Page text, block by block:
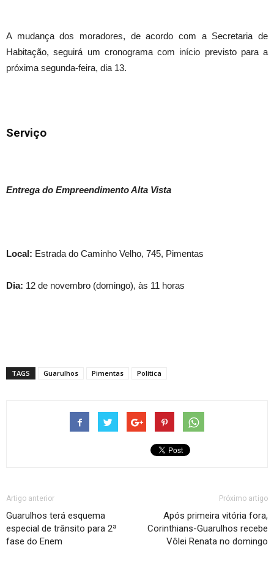
A mudança dos moradores, de acordo com a Secretaria de
Habitação, seguirá um cronograma com início previsto para a
próxima segunda-feira, dia 13.
Serviço
Entrega do Empreendimento Alta Vista
Local: Estrada do Caminho Velho, 745, Pimentas
Dia: 12 de novembro (domingo), às 11 horas
TAGS Guarulhos Pimentas Política
Artigo anterior
Guarulhos terá esquema
especial de trânsito para 2ª
fase do Enem
Próximo artigo
Após primeira vitória fora,
Corinthians-Guarulhos recebe
Vôlei Renata no domingo